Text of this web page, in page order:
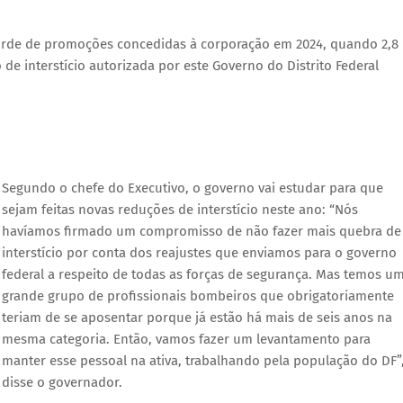
de promoções concedidas à corporação em 2024, quando 2,8
interstício autorizada por este Governo do Distrito Federal
Segundo o chefe do Executivo, o governo vai estudar para que
sejam feitas novas reduções de interstício neste ano: “Nós
havíamos firmado um compromisso de não fazer mais quebra de
interstício por conta dos reajustes que enviamos para o governo
federal a respeito de todas as forças de segurança. Mas temos
grande grupo de profissionais bombeiros que obrigatoriamente
teriam de se aposentar porque já estão há mais de seis anos na
mesma categoria. Então, vamos fazer um levantamento para
manter esse pessoal na ativa, trabalhando pela população do
disse o governador.